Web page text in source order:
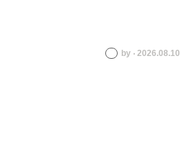
by ‧ 2026.08.10